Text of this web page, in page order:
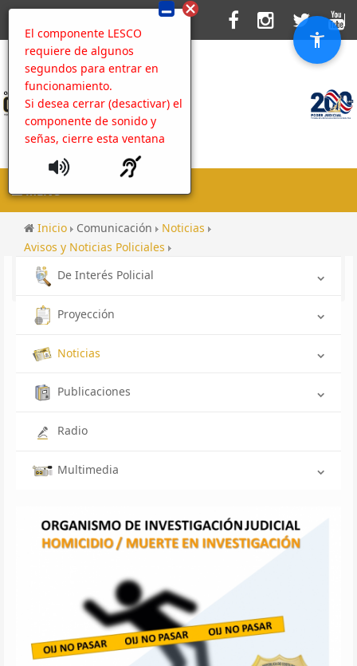
El componente LESCO
requiere de algunos
segundos para entrar en
funcionamiento.
Si desea cerrar (desactivar) el
componente de sonido y
señas, cierre esta ventana
MENU
Inicio Comunicación
Noticias
Avisos y Noticias Policiales
Un hombre falleció y otro resultó herido en accidente de
tránsito en Desamparados.
De Interés Policial
Proyección
Noticias
Publicaciones
Radio
Multimedia